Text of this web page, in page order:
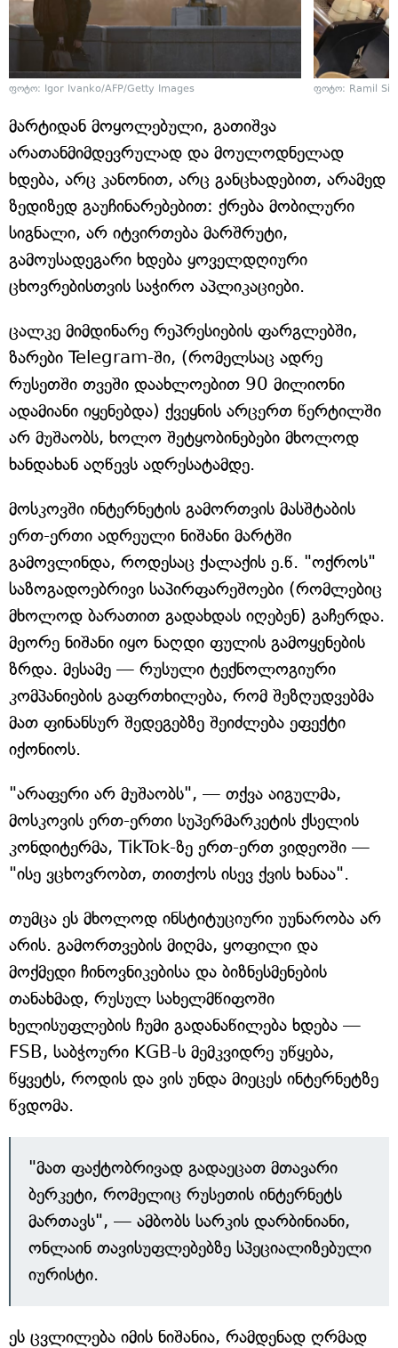
ფოტო: Igor Ivanko/AFP/Getty Images ფოტო: Ramil
მარტიდან მოყოლებული, გათიშვა
არათანმიმდევრულად და მოულოდნელად
ხდება, არც კანონით, არც განცხადებით, არამედ
ზედიზედ გაუჩინარებებით: ქრება მობილური
სიგნალი, არ იტვირთება მარშრუტი,
გამოუსადეგარი ხდება ყოველდღიური
ცხოვრებისთვის საჭირო აპლიკაციები.
ცალკე მიმდინარე რეპრესიების ფარგლებში,
ზარები Telegram-ში, (რომელსაც ადრე
რუსეთში თვეში დაახლოებით 90 მილიონი
ადამიანი იყენებდა) ქვეყნის არცერთ წერტილში
არ მუშაობს, ხოლო შეტყობინებები მხოლოდ
ხანდახან აღწევს ადრესატამდე.
მოსკოვში ინტერნეტის გამორთვის მასშტაბის
ერთ-ერთი ადრეული ნიშანი მარტში
გამოვლინდა, როდესაც ქალაქის ე.წ. "ოქროს"
საზოგადოებრივი საპირფარეშოები (რომლებიც
მხოლოდ ბარათით გადახდას იღებენ) გაჩერდა.
მეორე ნიშანი იყო ნაღდი ფულის გამოყენების
ზრდა. მესამე — რუსული ტექნოლოგიური
კომპანიების გაფრთხილება, რომ შეზღუდვებმა
მათ ფინანსურ შედეგებზე შეიძლება ეფექტი
იქონიოს.
"არაფერი არ მუშაობს", — თქვა აიგულმა,
მოსკოვის ერთ-ერთი სუპერმარკეტის ქსელის
კონდიტერმა, TikTok-ზე ერთ-ერთ ვიდეოში —
"ისე ვცხოვრობთ, თითქოს ისევ ქვის ხანაა".
თუმცა ეს მხოლოდ ინსტიტუციური უუნარობა არ
არის. გამორთვების მიღმა, ყოფილი და
მოქმედი ჩინოვნიკებისა და ბიზნესმენების
თანახმად, რუსულ სახელმწიფოში
ხელისუფლების ჩუმი გადანაწილება ხდება —
FSB, საბჭოური KGB-ს მემკვიდრე უწყება,
წყვეტს, როდის და ვის უნდა მიეცეს ინტერნეტზე
წვდომა.
"მათ ფაქტობრივად გადაეცათ მთავარი
ბერკეტი, რომელიც რუსეთის ინტერნეტს
მართავს", — ამბობს სარკის დარბინიანი,
ონლაინ თავისუფლებებზე სპეციალიზებული
იურისტი.
ეს ცვლილება იმის ნიშანია, რამდენად ღრმად